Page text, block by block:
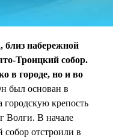
близ набережной
Троицкий собор.
в городе, но и во
был основан в
городскую крепость
Волги. В начале
собор отстроили в